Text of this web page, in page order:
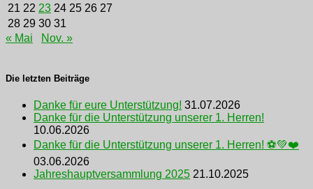
21 22 23 24 25 26 27
28 29 30 31
« Mai
Nov. »
Die letzten Beiträge
Danke für eure Unterstützung! 31.07.2026
Danke für die Unterstützung unserer 1. Herren!
10.06.2026
Danke für die Unterstützung unserer 1. Herren! ⚽💚❤️
03.06.2026
Jahreshauptversammlung 2025 21.10.2025